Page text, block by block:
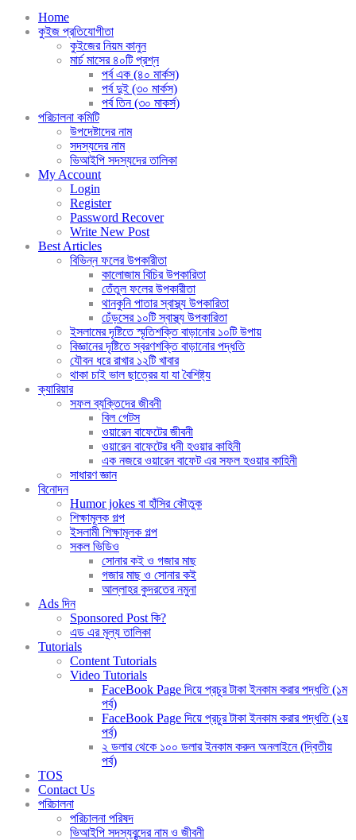
Home
কুইজ প্রতিযোগীতা
কুইজের নিয়ম কানুন
মার্চ মাসের ৪০টি প্রশ্ন
পর্ব এক (৪০ মার্কস)
পর্ব দুই (৩০ মার্কস)
পর্ব তিন (৩০ মাকর্স)
পরিচালনা কমিটি
উপদেষ্টাদের নাম
সদস্যদের নাম
ভিআইপি সদস্যদের তালিকা
My Account
Login
Register
Password Recover
Write New Post
Best Articles
বিভিন্ন ফলের উপকারীতা
কালোজাম বিচির উপকারিতা
তেঁতুল ফলের উপকারীতা
থানকুনি পাতার স্বাস্থ্য উপকারিতা
ঢেঁড়সের ১০টি স্বাস্থ্য উপকারিতা
ইসলামের দৃষ্টিতে স্মৃতিশক্তি বাড়ানোর ১০টি উপায়
বিজ্ঞানের দৃষ্টিতে স্বরণশক্তি বাড়ানোর পদ্ধতি
যৌবন ধরে রাখার ১২টি খাবার
থাকা চাই ভাল ছাত্রের যা যা বৈশিষ্ট্য
ক্যারিয়ার
সফল ব্যক্তিদের জীবনী
বিল গেটস
ওয়ারেন বাফেটের জীবনী
ওয়ারেন বাফেটের ধনী হওয়ার কাহিনী
এক নজরে ওয়ারেন বাফেট এর সফল হওয়ার কাহিনী
সাধারণ জ্ঞান
বিনোদন
Humor jokes বা হাঁসির কৌতুক
শিক্ষামূলক গল্প
ইসলামী শিক্ষামূলক গল্প
সকল ভিডিও
সোনার কই ও গজার মাছ
গজার মাছ ও সোনার কই
আল্লাহর কুদরতের নমুনা
Ads দিন
Sponsored Post কি?
এড এর মূল্য তালিকা
Tutorials
Content Tutorials
Video Tutorials
FaceBook Page দিয়ে প্রচুর টাকা ইনকাম করার পদ্ধতি (১ম
পর্ব)
FaceBook Page দিয়ে প্রচুর টাকা ইনকাম করার পদ্ধতি (২য়
পর্ব)
২ ডলার থেকে ১০০ ডলার ইনকাম করুন অনলাইনে (দ্বিতীয়
পর্ব)
TOS
Contact Us
পরিচালনা
পরিচালনা পরিষদ
ভিআইপি সদস্যবৃন্দের নাম ও জীবনী